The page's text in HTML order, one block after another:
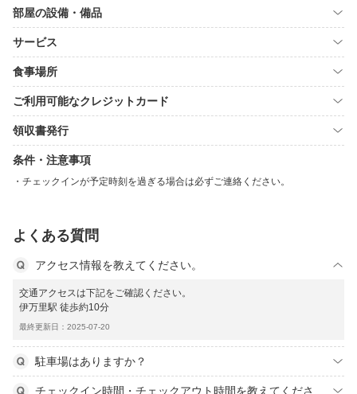
部屋の設備・備品
サービス
食事場所
ご利用可能なクレジットカード
領収書発行
条件・注意事項
チェックインが予定時刻を過ぎる場合は必ずご連絡ください。
よくある質問
アクセス情報を教えてください。
交通アクセスは下記をご確認ください。
伊万里駅 徒歩約10分
最終更新日：2025-07-20
駐車場はありますか？
チェックイン時間・チェックアウト時間を教えてくださ